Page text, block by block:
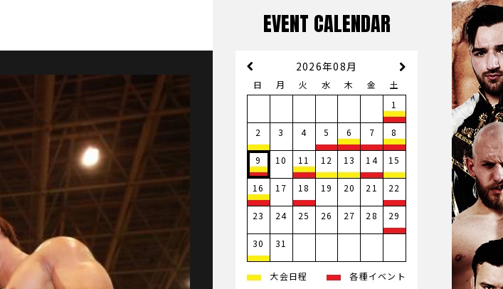
EVENT CALENDAR
2026年08月
日 月 火 水 木 金
土
1
2 3 4 5 6 7 8
9 10 11 12 13 14 15
16 17 18 19 20 21 22
23 24 25 26 27 28 29
30 31
大会日程 各種イベント